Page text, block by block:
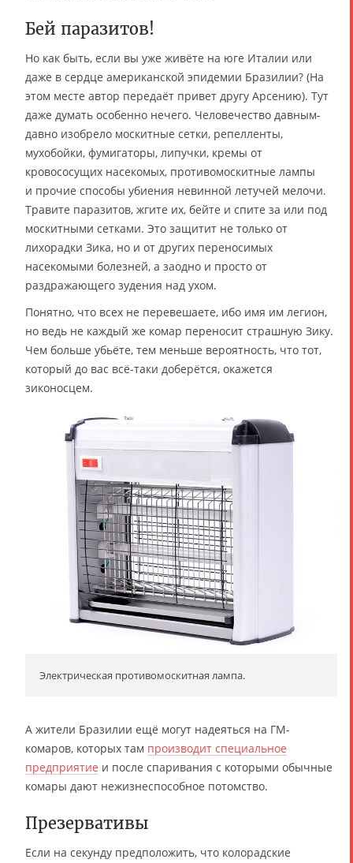
Бей паразитов!
Но как быть, если вы уже живёте на юге Италии или
даже в сердце американской эпидемии Бразилии? (На
этом месте автор передаёт привет другу Арсению). Тут
даже думать особенно нечего. Человечество давным-
давно изобрело москитные сетки, репелленты,
мухобойки, фумигаторы, липучки, кремы от
кровососущих насекомых, противомоскитные лампы
и прочие способы убиения невинной летучей мелочи.
Травите паразитов, жгите их, бейте и спите за или под
москитными сетками. Это защитит не только от
лихорадки Зика, но и от других переносимых
насекомыми болезней, а заодно и просто от
раздражающего зудения над ухом.
Понятно, что всех не перевешаете, ибо имя им легион,
но ведь не каждый же комар переносит страшную Зику.
Чем больше убьёте, тем меньше вероятность, что тот,
который до вас всё-таки доберётся, окажется
зиконосцем.
Электрическая противомоскитная лампа.
А жители Бразилии ещё могут надеяться на ГМ-
комаров, которых там производит специальное
предприятие и после спаривания с которыми обычные
комары дают нежизнеспособное потомство.
Презервативы
Если на секунду предположить, что колорадские